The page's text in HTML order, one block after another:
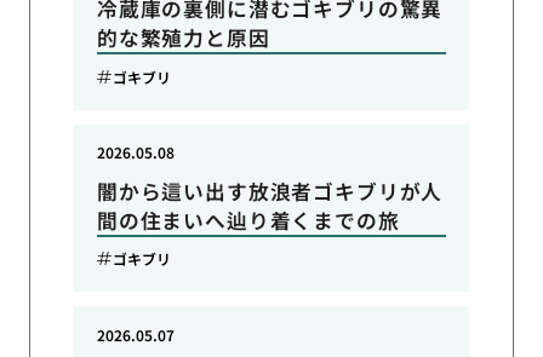
冷蔵庫の裏側に潜むゴキブリの驚異
的な繁殖力と原因
ゴキブリ
闇から這い出す放浪者ゴキブリが人
間の住まいへ辿り着くまでの旅
2026.05.08
ゴキブリ
2026.05.07